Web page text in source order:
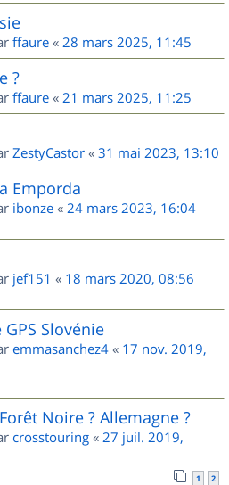
ffaure « 28 mars 2025, 11:45
?
ffaure « 21 mars 2025, 11:25
ZestyCastor « 31 mai 2023, 13:10
Emporda
ibonze « 24 mars 2023, 16:04
jef151 « 18 mars 2020, 08:56
Slovénie
emmasanchez4 « 17 nov. 2019,
Noire ? Allemagne ?
crosstouring « 27 juil. 2019,
1 2